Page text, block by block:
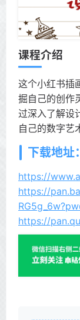
课程介绍
这个小红书插
掘自己的创作
过深入了解设
自己的数字艺
下载地址：
https://
https://
https://